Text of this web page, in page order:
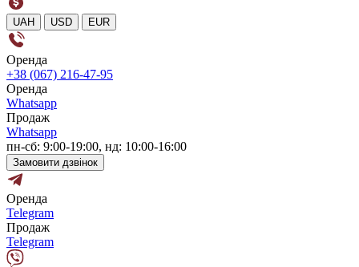
UAH USD EUR
Оренда
+38 (067) 216-47-95
Оренда
Whatsapp
Продаж
Whatsapp
пн-сб: 9:00-19:00, нд: 10:00-16:00
Замовити дзвінок
Оренда
Telegram
Продаж
Telegram